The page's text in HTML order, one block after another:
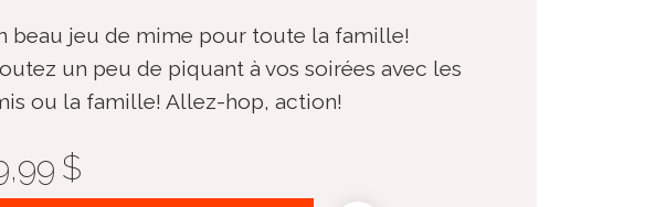
beau jeu de mime pour toute la famille!
un peu de piquant à vos soirées avec les
ou la famille! Allez-hop, action!
$